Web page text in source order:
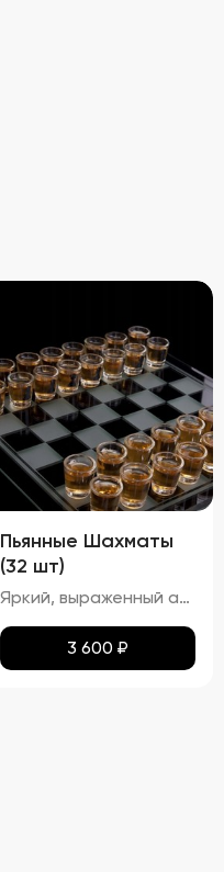
Пьянные Шахматы
(32 шт)
Яркий, выраженный аромат основного фрукта или ягоды, с дополнительными нотками других ингредиентов (например, ваниль, улун, барбарис). Вкус: Сбалансированный вкус, где основной акцент сделан на фруктовом или ягодном компоненте, с гармоничным дополнением других ингредиентов. Алкоголь должен быть хорошо интегрированным, не перебивая остальные вкусы.
3 600 ₽